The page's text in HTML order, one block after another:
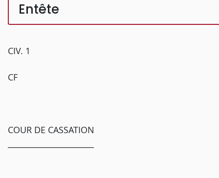
Entête
CIV. 1
CF
COUR DE CASSATION